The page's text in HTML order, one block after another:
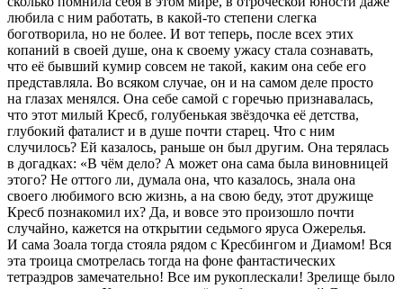
любила с ним работать, в какой-то степени слегка
боготворила, но не более. И вот теперь, после всех этих
копаний в своей душе, она к своему ужасу стала сознавать,
что её бывший кумир совсем не такой, каким она себе его
представляла. Во всяком случае, он и на самом деле просто
на глазах менялся. Она себе самой с горечью признавалась,
что этот милый Кресб, голубенькая звёздочка её детства,
глубокий фаталист и в душе почти старец. Что с ним
случилось? Ей казалось, раньше он был другим. Она терялась
в догадках: «В чём дело? А может она сама была виновницей
этого? Не оттого ли, думала она, что казалось, знала она
своего любимого всю жизнь, а на свою беду, этот дружище
Кресб познакомил их? Да, и вовсе это произошло почти
случайно, кажется на открытии седьмого яруса Ожерелья.
И сама Зоала тогда стояла рядом с Кресбингом и Диамом! Вся
эта троица смотрелась тогда на фоне фантастических
тетраэдров замечательно! Все им рукоплескали! Зрелище было